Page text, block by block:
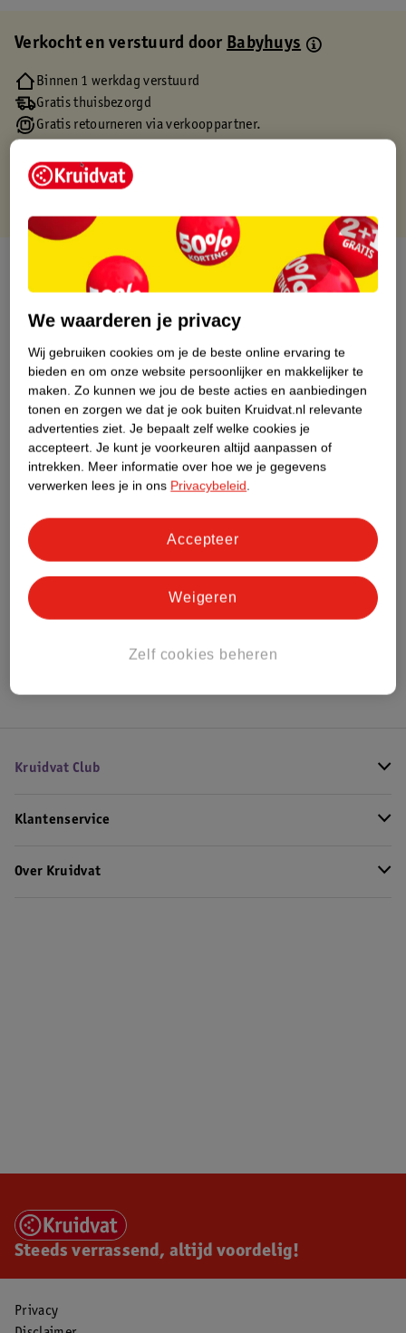
Verkocht en verstuurd doorBabyhuys
Binnen 1 werkdag verstuurd
Gratis thuisbezorgd
Gratis retourneren via verkooppartner.
Over dit product
Nature Impact Score
Dit product heeft (nog) geen Nature
Impact Score.
Meer informatie
Alle Baby beddengoed
Hoe controleren wij de reviews?
Kruidvat Club
Klantenservice
Over Kruidvat
Steeds verrassend, altijd voordelig!
Privacy
We waarderen je privacy
Wij gebruiken cookies om je de beste online ervaring te
bieden en om onze website persoonlijker en makkelijker te
maken. Zo kunnen we jou de beste acties en aanbiedingen
tonen en zorgen we dat je ook buiten Kruidvat.nl relevante
advertenties ziet. Je bepaalt zelf welke cookies je
accepteert. Je kunt je voorkeuren altijd aanpassen of
intrekken. Meer informatie over hoe we je gegevens
verwerken lees je in ons Privacybeleid.
Zelf cookies beheren
Weigeren
Accepteer